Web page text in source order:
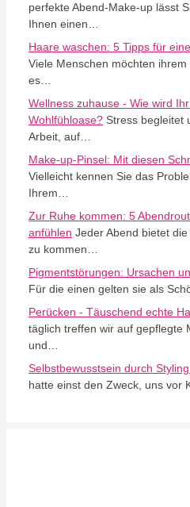
perfekte Abend-Make-up lässt
Ihnen einen…
Haare waschen: 5 Tipps für
Viele Menschen möchten
es…
Wellness zuhause - Wie wird
Wohlfühloase? Stress begleitet
Arbeit, auf…
Make-up-Pinsel: Mit diesen
Vielleicht kennen Sie das
Ihrem…
Zur Ruhe kommen: 5
anfühlen Jeder Abend bietet
zu kommen…
Pigmentstörungen: Ursachen
Für die einen gelten sie als
Perücken - Täuschend echte
täglich treffen wir auf gepflegte
und…
Selbstbewusstsein durch
hatte einst den Zweck, uns vor